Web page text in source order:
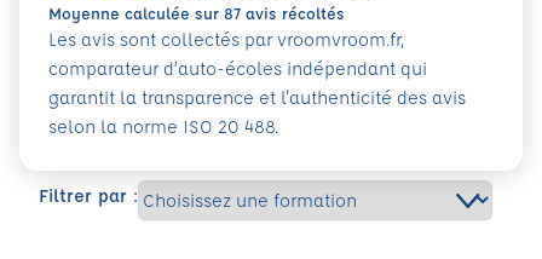
Filtrer par :
Moyenne calculée sur 87 avis récoltés
Les avis sont collectés par vroomvroom.fr,
comparateur d’auto-écoles indépendant qui
garantit la transparence et l'authenticité des avis
selon la norme ISO 20 488.